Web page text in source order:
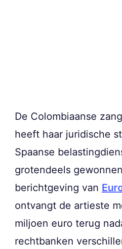
De Colombiaanse
heeft haar juridische
Spaanse
grotendeels
berichtgeving van
ontvangt de artieste
miljoen euro terug
rechtbanken